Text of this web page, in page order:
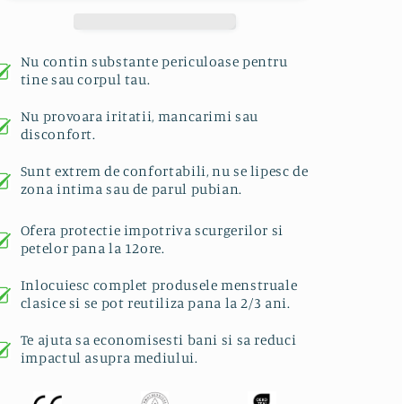
medie
medie
Nu contin substante periculoase pentru
tine sau corpul tau.
Nu provoara iritatii, mancarimi sau
disconfort.
Sunt extrem de confortabili, nu se lipesc de
zona intima sau de parul pubian.
Ofera protectie impotriva scurgerilor si
petelor pana la 12ore.
Inlocuiesc complet produsele menstruale
clasice si se pot reutiliza pana la 2/3 ani.
Te ajuta sa economisesti bani si sa reduci
impactul asupra mediului.